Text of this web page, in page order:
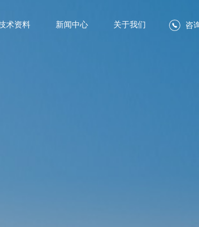
术资料 新闻中心 关于我们 咨